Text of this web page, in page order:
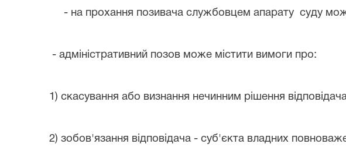
- на прохання позивача службовцем апарату суду
- адміністративний позов може містити вимоги про:
1) скасування або визнання нечинним рішення
2) зобов'язання відповідача - суб'єкта владних